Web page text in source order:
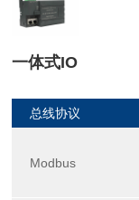
一体式IO
总线协议
Modbus